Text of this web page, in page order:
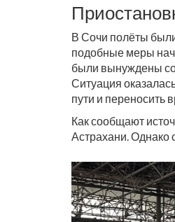
В Сочи полёты
подобные меры
были вынуждены
Ситуация
пути и переносить
Как сообщают
Астрахани. Однако